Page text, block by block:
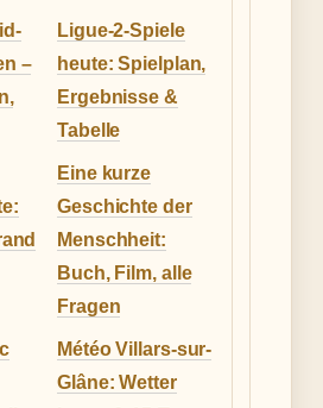
–
Ligue-2-Spiele
heute: Spielplan,
Ergebnisse &
Tabelle
Eine kurze
Geschichte der
Menschheit:
Buch, Film, alle
Fragen
Météo Villars-sur-
Glâne: Wetter